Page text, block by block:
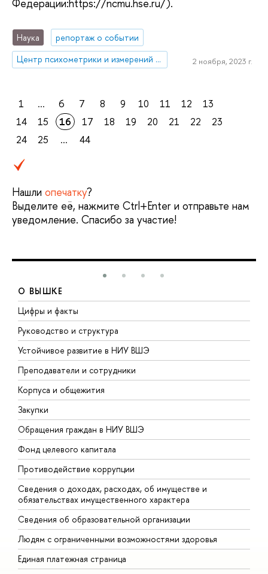
Федерации:https://ncmu.hse.ru/).
Наука
репортаж о событии
Центр психометрики и измерений в образовании
2 ноября, 2023 г.
1 ... 6 7 8 9 10 11 12
13
14
15 16 17 18 19 20 21 22
23
24
25 ... 44
Нашли опечатку?
Выделите её, нажмите Ctrl+Enter и отправьте нам
уведомление. Спасибо за участие!
О ВЫШКЕ
Цифры и факты
Руководство и структура
Устойчивое развитие в НИУ ВШЭ
Преподаватели и сотрудники
Корпуса и общежития
Закупки
Обращения граждан в НИУ ВШЭ
Фонд целевого капитала
Противодействие коррупции
Сведения о доходах, расходах, об имуществе и
обязательствах имущественного характера
Сведения об образовательной организации
Людям с ограниченными возможностями здоровья
Единая платежная страница